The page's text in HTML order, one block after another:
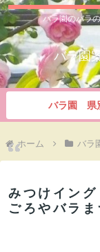
バラ園のバラ
バラ園
バラ園 県
ホーム バラ
みつけイン
ごろやバラ